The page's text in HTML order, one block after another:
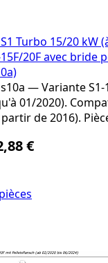
Turbo 15/20 kW
20F avec bride
— Variante S1-
01/2020).
de 2016).
€